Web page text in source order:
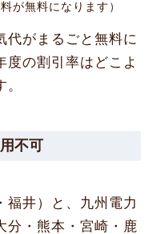
が無料になります）
代がまるごと無料に
度の割引率はどこよ
不可
福井）と、九州電力
分・熊本・宮崎・鹿